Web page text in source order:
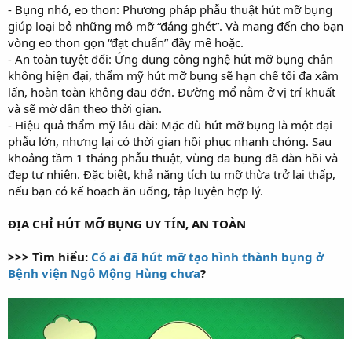
- Bụng nhỏ, eo thon: Phương pháp phẫu thuật hút mỡ bụng
giúp loại bỏ những mô mỡ “đáng ghét”. Và mang đến cho bạn
vòng eo thon gọn “đạt chuẩn” đầy mê hoặc.
- An toàn tuyệt đối: Ứng dụng công nghệ hút mỡ bụng chân
không hiện đại, thẩm mỹ hút mỡ bụng sẽ hạn chế tối đa xâm
lấn, hoàn toàn không đau đớn. Đường mổ nằm ở vị trí khuất
và sẽ mờ dần theo thời gian.
- Hiệu quả thẩm mỹ lâu dài: Mặc dù hút mỡ bụng là một đại
phẫu lớn, nhưng lại có thời gian hồi phục nhanh chóng. Sau
khoảng tầm 1 tháng phẫu thuật, vùng da bụng đã đàn hồi và
đẹp tự nhiên. Đặc biệt, khả năng tích tụ mỡ thừa trở lại thấp,
nếu bạn có kế hoạch ăn uống, tập luyện hợp lý.
ĐỊA CHỈ HÚT MỠ BỤNG UY TÍN, AN TOÀN
>>> Tìm hiểu: Có ai đã hút mỡ tạo hình thành bụng ở
Bệnh viện Ngô Mộng Hùng chưa?